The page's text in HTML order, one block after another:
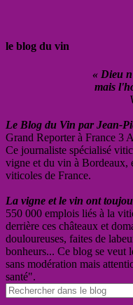
le blog du vin
« Dieu
mais
Le Blog du Vin par Jean-
Grand Reporter à France 3
Ce journaliste spécialisé
vigne et du vin à Bordeaux,
viticoles de France.
La vigne et le vin ont
550 000 emplois liés à la
derrière ces châteaux et
douloureuses, faites de
bonheurs... Ce blog se veut
sans modération mais
santé".